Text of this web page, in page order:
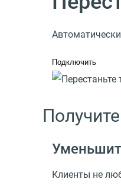
Подключить
Клиенты не